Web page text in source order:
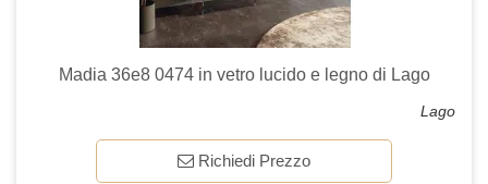
Madia 36e8 0474 in vetro lucido e legno di Lago
Lago
Richiedi Prezzo